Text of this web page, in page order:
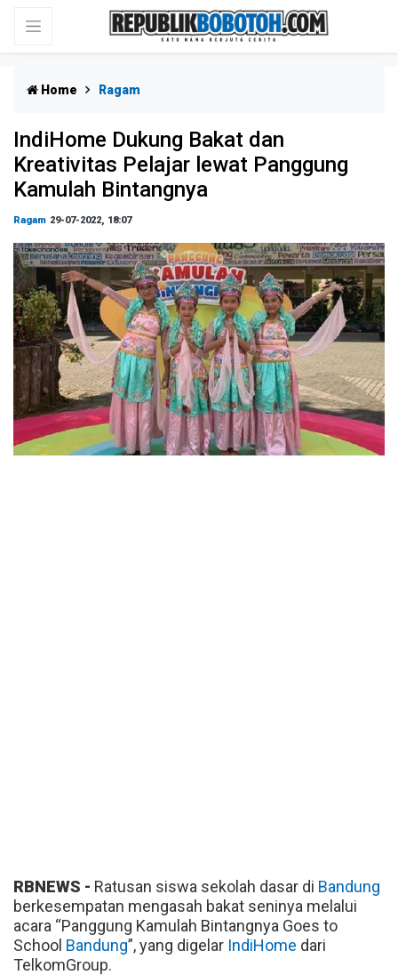
Home Ragam
IndiHome Dukung Bakat dan
Kreativitas Pelajar lewat Panggung
Kamulah Bintangnya
Ragam 29-07-2022, 18:07
RBNEWS - Ratusan siswa sekolah dasar di Bandung
berkesempatan mengasah bakat seninya melalui
acara “Panggung Kamulah Bintangnya Goes to
School Bandung”, yang digelar IndiHome dari
TelkomGroup.